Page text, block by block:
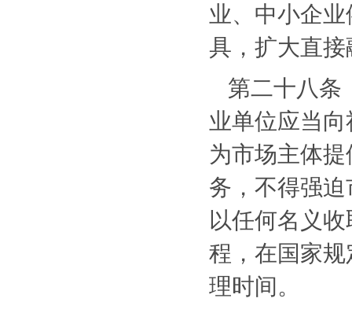
业、中小企
具，扩大直
第二十八
业单位应当
为市场主体
务，不得强
以任何名义
程，在国家
理时间。